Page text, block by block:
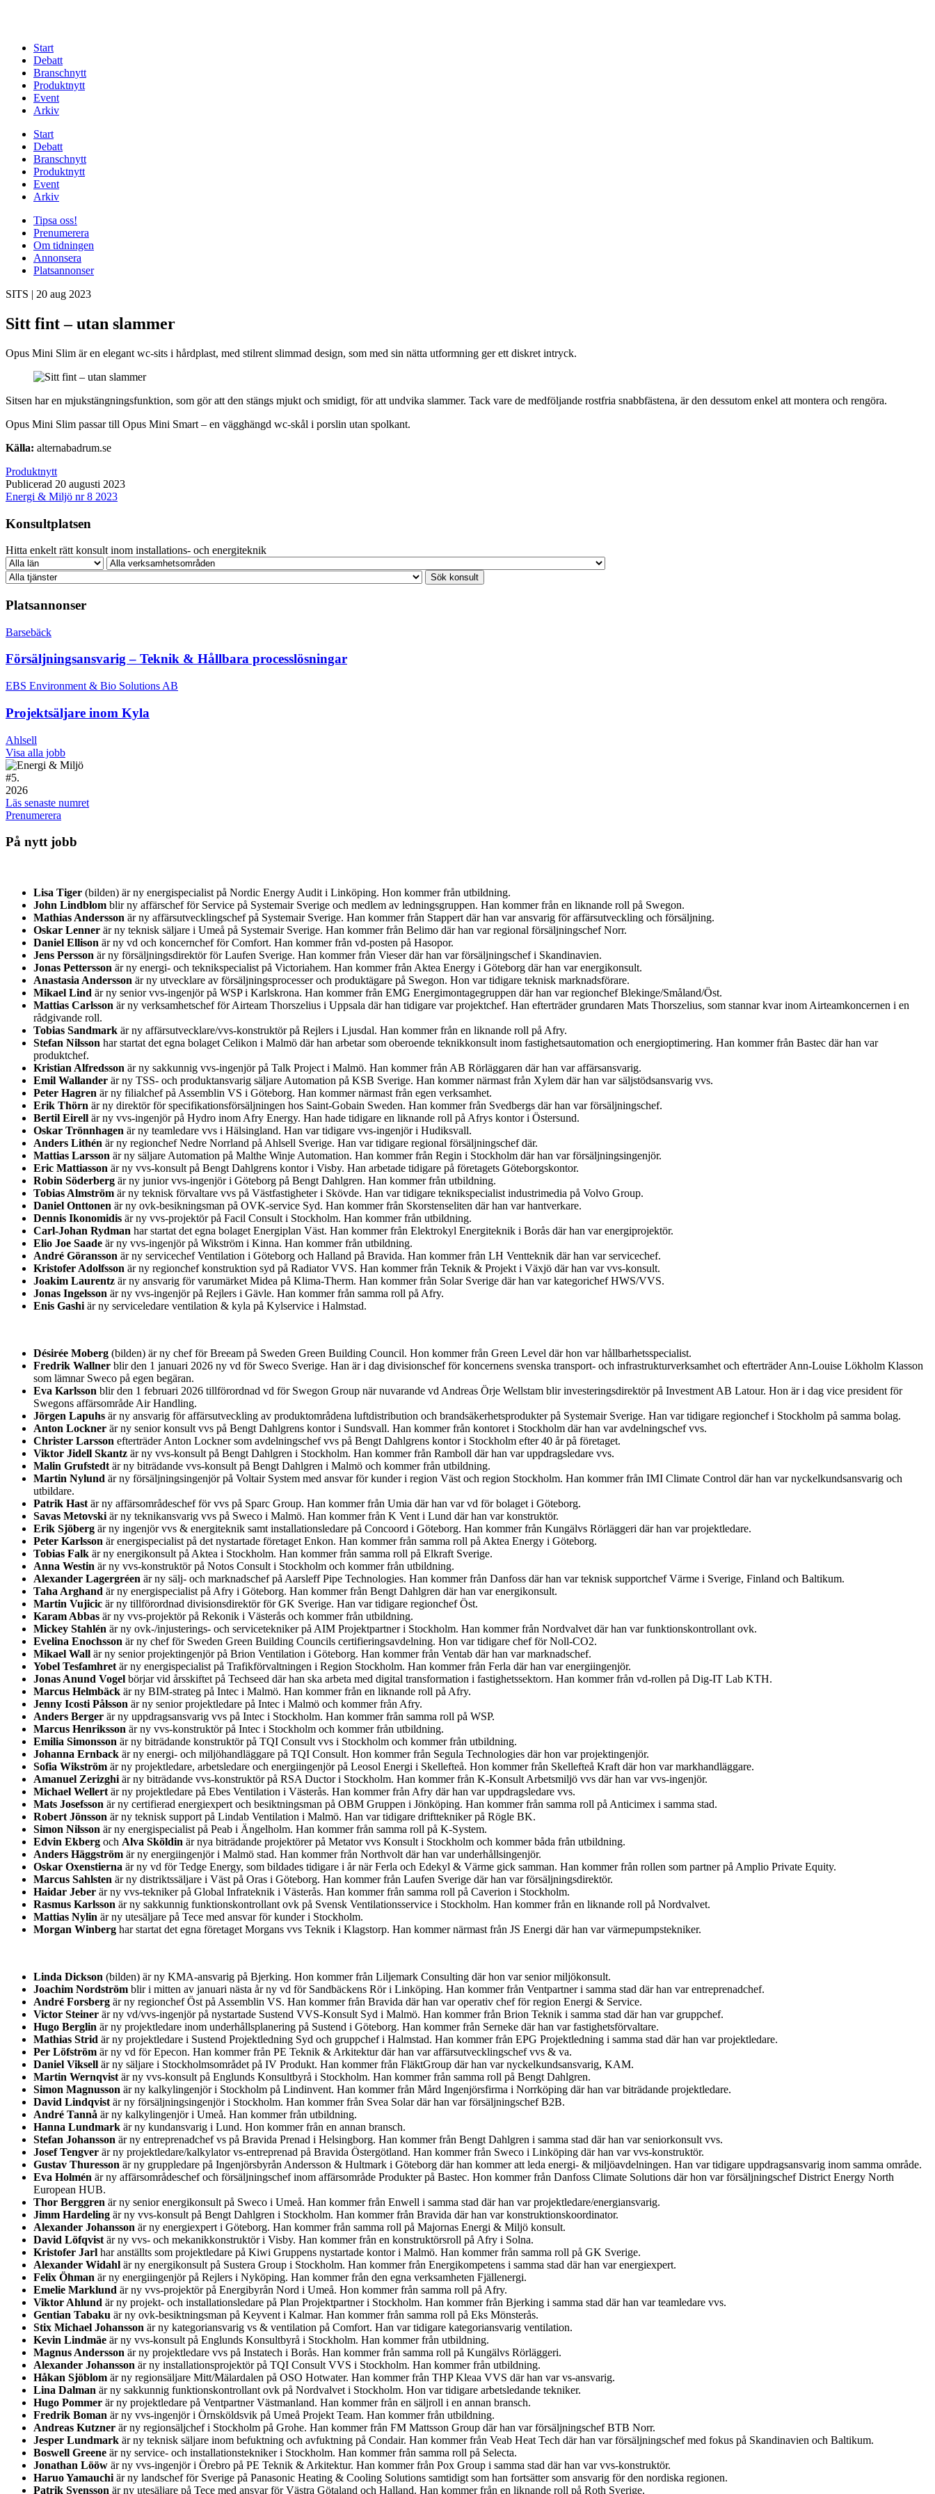
Start
Debatt
Branschnytt
Produktnytt
Event
Arkiv
Start
Debatt
Branschnytt
Produktnytt
Event
Arkiv
Tipsa oss!
Prenumerera
Om tidningen
Annonsera
Platsannonser
SITS | 20 aug 2023
Sitt fint – utan slammer
Opus Mini Slim är en elegant wc-sits i hårdplast, med stilrent slimmad design, som med sin nätta utformning ger ett diskret intryck.
Sitsen har en mjukstängningsfunktion, som gör att den stängs mjukt och smidigt, för att undvika slammer. Tack vare de medföljande rostfria snabbfästena, är den dessutom enkel att montera och rengöra.
Opus Mini Slim passar till Opus Mini Smart – en vägghängd wc-skål i porslin utan spolkant.
Källa: alternabadrum.se
Produktnytt
Publicerad 20 augusti 2023
Energi & Miljö nr 8 2023
Konsultplatsen
Hitta enkelt rätt konsult inom installations- och energiteknik
Platsannonser
Barsebäck
Försäljningsansvarig – Teknik & Hållbara processlösningar
EBS Environment & Bio Solutions AB
Projektsäljare inom Kyla
Ahlsell
Visa alla jobb
#5.
2026
Läs senaste numret
Prenumerera
På nytt jobb
Lisa Tiger (bilden) är ny energispecialist på Nordic Energy Audit i Linköping. Hon kommer från utbildning.
John Lindblom blir ny affärschef för Service på Systemair Sverige och medlem av ledningsgruppen. Han kommer från en liknande roll på Swegon.
Mathias Andersson är ny affärsutvecklingschef på Systemair Sverige. Han kommer från Stappert där han var ansvarig för affärsutveckling och försäljning.
Oskar Lenner är ny teknisk säljare i Umeå på Systemair Sverige. Han kommer från Belimo där han var regional försäljningschef Norr.
Daniel Ellison är ny vd och koncernchef för Comfort. Han kommer från vd-posten på Hasopor.
Jens Persson är ny försäljningsdirektör för Laufen Sverige. Han kommer från Vieser där han var försäljningschef i Skandinavien.
Jonas Pettersson är ny energi- och teknikspecialist på Victoriahem. Han kommer från Aktea Energy i Göteborg där han var energikonsult.
Anastasia Andersson är ny utvecklare av försäljningsprocesser och produktägare på Swegon. Hon var tidigare teknisk marknadsförare.
Mikael Lind är ny senior vvs-ingenjör på WSP i Karlskrona. Han kommer från EMG Energimontagegruppen där han var regionchef Blekinge/Småland/Öst.
Mattias Carlsson är ny verksamhetschef för Airteam Thorszelius i Uppsala där han tidigare var projektchef. Han efterträder grundaren Mats Thorszelius, som stannar kvar inom Airteamkoncernen i en
rådgivande roll.
Tobias Sandmark är ny affärsutvecklare/vvs-konstruktör på Rejlers i Ljusdal. Han kommer från en liknande roll på Afry.
Stefan Nilsson har startat det egna bolaget Celikon i Malmö där han arbetar som oberoende teknikkonsult inom fastighetsautomation och energioptimering. Han kommer från Bastec där han var
produktchef.
Kristian Alfredsson är ny sakkunnig vvs-ingenjör på Talk Project i Malmö. Han kommer från AB Rörläggaren där han var affärsansvarig.
Emil Wallander är ny TSS- och produktansvarig säljare Automation på KSB Sverige. Han kommer närmast från Xylem där han var säljstödsansvarig vvs.
Peter Hagren är ny filialchef på Assemblin VS i Göteborg. Han kommer närmast från egen verksamhet.
Erik Thörn är ny direktör för specifikationsförsäljningen hos Saint-Gobain Sweden. Han kommer från Svedbergs där han var försäljningschef.
Bertil Eirell är ny vvs-ingenjör på Hydro inom Afry Energy. Han hade tidigare en liknande roll på Afrys kontor i Östersund.
Oskar Trönnhagen är ny teamledare vvs i Hälsingland. Han var tidigare vvs-ingenjör i Hudiksvall.
Anders Lithén är ny regionchef Nedre Norrland på Ahlsell Sverige. Han var tidigare regional försäljningschef där.
Mattias Larsson är ny säljare Automation på Malthe Winje Automation. Han kommer från Regin i Stockholm där han var försäljningsingenjör.
Eric Mattiasson är ny vvs-konsult på Bengt Dahlgrens kontor i Visby. Han arbetade tidigare på företagets Göteborgskontor.
Robin Söderberg är ny junior vvs-ingenjör i Göteborg på Bengt Dahlgren. Han kommer från utbildning.
Tobias Almström är ny teknisk förvaltare vvs på Västfastigheter i Skövde. Han var tidigare teknikspecialist industrimedia på Volvo Group.
Daniel Onttonen är ny ovk-besikningsman på OVK-service Syd. Han kommer från Skorstenseliten där han var hantverkare.
Dennis Ikonomidis är ny vvs-projektör på Facil Consult i Stockholm. Han kommer från utbildning.
Carl-Johan Rydman har startat det egna bolaget Energiplan Väst. Han kommer från Elektrokyl Energiteknik i Borås där han var energiprojektör.
Elio Joe Saade är ny vvs-ingenjör på Wikström i Kinna. Han kommer från utbildning.
André Göransson är ny servicechef Ventilation i Göteborg och Halland på Bravida. Han kommer från LH Ventteknik där han var servicechef.
Kristofer Adolfsson är ny regionchef konstruktion syd på Radiator VVS. Han kommer från Teknik & Projekt i Växjö där han var vvs-konsult.
Joakim Laurentz är ny ansvarig för varumärket Midea på Klima-Therm. Han kommer från Solar Sverige där han var kategorichef HWS/VVS.
Jonas Ingelsson är ny vvs-ingenjör på Rejlers i Gävle. Han kommer från samma roll på Afry.
Enis Gashi är ny serviceledare ventilation & kyla på Kylservice i Halmstad.
Désirée Moberg (bilden) är ny chef för Breeam på Sweden Green Building Council. Hon kommer från Green Level där hon var hållbarhetsspecialist.
Fredrik Wallner blir den 1 januari 2026 ny vd för Sweco Sverige. Han är i dag divisionschef för koncernens svenska transport- och infrastrukturverksamhet och efterträder Ann-Louise Lökholm Klasson
som lämnar Sweco på egen begäran.
Eva Karlsson blir den 1 februari 2026 tillförordnad vd för Swegon Group när nuvarande vd Andreas Örje Wellstam blir investeringsdirektör på Investment AB Latour. Hon är i dag vice president för
Swegons affärsområde Air Handling.
Jörgen Lapuhs är ny ansvarig för affärsutveckling av produktområdena luftdistribution och brandsäkerhetsprodukter på Systemair Sverige. Han var tidigare regionchef i Stockholm på samma bolag.
Anton Lockner är ny senior konsult vvs på Bengt Dahlgrens kontor i Sundsvall. Han kommer från kontoret i Stockholm där han var avdelningschef vvs.
Christer Larsson efterträder Anton Lockner som avdelningschef vvs på Bengt Dahlgrens kontor i Stockholm efter 40 år på företaget.
Viktor Jidell Skantz är ny vvs-konsult på Bengt Dahlgren i Stockholm. Han kommer från Ramboll där han var uppdragsledare vvs.
Malin Grufstedt är ny biträdande vvs-konsult på Bengt Dahlgren i Malmö och kommer från utbildning.
Martin Nylund är ny försäljningsingenjör på Voltair System med ansvar för kunder i region Väst och region Stockholm. Han kommer från IMI Climate Control där han var nyckelkundsansvarig och
utbildare.
Patrik Hast är ny affärsområdeschef för vvs på Sparc Group. Han kommer från Umia där han var vd för bolaget i Göteborg.
Savas Metovski är ny teknikansvarig vvs på Sweco i Malmö. Han kommer från K Vent i Lund där han var konstruktör.
Erik Sjöberg är ny ingenjör vvs & energiteknik samt installationsledare på Concoord i Göteborg. Han kommer från Kungälvs Rörläggeri där han var projektledare.
Peter Karlsson är energispecialist på det nystartade företaget Enkon. Han kommer från samma roll på Aktea Energy i Göteborg.
Tobias Falk är ny energikonsult på Aktea i Stockholm. Han kommer från samma roll på Elkraft Sverige.
Anna Westin är ny vvs-konstruktör på Notos Consult i Stockholm och kommer från utbildning.
Alexander Lagergréen är ny sälj- och marknadschef på Aarsleff Pipe Technologies. Han kommer från Danfoss där han var teknisk supportchef Värme i Sverige, Finland och Baltikum.
Taha Arghand är ny energispecialist på Afry i Göteborg. Han kommer från Bengt Dahlgren där han var energikonsult.
Martin Vujicic är ny tillförordnad divisionsdirektör för GK Sverige. Han var tidigare regionchef Öst.
Karam Abbas är ny vvs-projektör på Rekonik i Västerås och kommer från utbildning.
Mickey Stahlén är ny ovk-/injusterings- och servicetekniker på AIM Projektpartner i Stockholm. Han kommer från Nordvalvet där han var funktionskontrollant ovk.
Evelina Enochsson är ny chef för Sweden Green Building Councils certifieringsavdelning. Hon var tidigare chef för Noll-CO2.
Mikael Wall är ny senior projektingenjör på Brion Ventilation i Göteborg. Han kommer från Ventab där han var marknadschef.
Yobel Tesfamhret är ny energispecialist på Trafikförvaltningen i Region Stockholm. Han kommer från Ferla där han var energiingenjör.
Jonas Anund Vogel börjar vid årsskiftet på Techseed där han ska arbeta med digital transformation i fastighetssektorn. Han kommer från vd-rollen på Dig-IT Lab KTH.
Marcus Helmbäck är ny BIM-strateg på Intec i Malmö. Han kommer från en liknande roll på Afry.
Jenny Icosti Pålsson är ny senior projektledare på Intec i Malmö och kommer från Afry.
Anders Berger är ny uppdragsansvarig vvs på Intec i Stockholm. Han kommer från samma roll på WSP.
Marcus Henriksson är ny vvs-konstruktör på Intec i Stockholm och kommer från utbildning.
Emilia Simonsson är ny biträdande konstruktör på TQI Consult vvs i Stockholm och kommer från utbildning.
Johanna Ernback är ny energi- och miljöhandläggare på TQI Consult. Hon kommer från Segula Technologies där hon var projektingenjör.
Sofia Wikström är ny projektledare, arbetsledare och energiingenjör på Leosol Energi i Skellefteå. Hon kommer från Skellefteå Kraft där hon var markhandläggare.
Amanuel Zerizghi är ny biträdande vvs-konstruktör på RSA Ductor i Stockholm. Han kommer från K-Konsult Arbetsmiljö vvs där han var vvs-ingenjör.
Michael Wellert är ny projektledare på Ebes Ventilation i Västerås. Han kommer från Afry där han var uppdragsledare vvs.
Mats Josefsson är ny certifierad energiexpert och besiktningsman på OBM Gruppen i Jönköping. Han kommer från samma roll på Anticimex i samma stad.
Robert Jönsson är ny teknisk support på Lindab Ventilation i Malmö. Han var tidigare drifttekniker på Rögle BK.
Simon Nilsson är ny energispecialist på Peab i Ängelholm. Han kommer från samma roll på K-System.
Edvin Ekberg och Alva Sköldin är nya biträdande projektörer på Metator vvs Konsult i Stockholm och kommer båda från utbildning.
Anders Häggström är ny energiingenjör i Malmö stad. Han kommer från Northvolt där han var underhållsingenjör.
Oskar Oxenstierna är ny vd för Tedge Energy, som bildades tidigare i år när Ferla och Edekyl & Värme gick samman. Han kommer från rollen som partner på Amplio Private Equity.
Marcus Sahlsten är ny distriktssäljare i Väst på Oras i Göteborg. Han kommer från Laufen Sverige där han var försäljningsdirektör.
Haidar Jeber är ny vvs-tekniker på Global Infrateknik i Västerås. Han kommer från samma roll på Caverion i Stockholm.
Rasmus Karlsson är ny sakkunnig funktionskontrollant ovk på Svensk Ventilationsservice i Stockholm. Han kommer från en liknande roll på Nordvalvet.
Mattias Nylin är ny utesäljare på Tece med ansvar för kunder i Stockholm.
Morgan Winberg har startat det egna företaget Morgans vvs Teknik i Klagstorp. Han kommer närmast från JS Energi där han var värmepumpstekniker.
Linda Dickson (bilden) är ny KMA-ansvarig på Bjerking. Hon kommer från Liljemark Consulting där hon var senior miljökonsult.
Joachim Nordström blir i mitten av januari nästa år ny vd för Sandbäckens Rör i Linköping. Han kommer från Ventpartner i samma stad där han var entreprenadchef.
André Forsberg är ny regionchef Öst på Assemblin VS. Han kommer från Bravida där han var operativ chef för region Energi & Service.
Victor Steiner är ny vd/vvs-ingenjör på nystartade Sustend VVS-Konsult Syd i Malmö. Han kommer från Brion Teknik i samma stad där han var gruppchef.
Hugo Berglin är ny projektledare inom underhållsplanering på Sustend i Göteborg. Han kommer från Serneke där han var fastighetsförvaltare.
Mathias Strid är ny projektledare i Sustend Projektledning Syd och gruppchef i Halmstad. Han kommer från EPG Projektledning i samma stad där han var projektledare.
Per Löfström är ny vd för Epecon. Han kommer från PE Teknik & Arkitektur där han var affärsutvecklingschef vvs & va.
Daniel Viksell är ny säljare i Stockholmsområdet på IV Produkt. Han kommer från FläktGroup där han var nyckelkundsansvarig, KAM.
Martin Wernqvist är ny vvs-konsult på Englunds Konsultbyrå i Stockholm. Han kommer från samma roll på Bengt Dahlgren.
Simon Magnusson är ny kalkylingenjör i Stockholm på Lindinvent. Han kommer från Mård Ingenjörsfirma i Norrköping där han var biträdande projektledare.
David Lindqvist är ny försäljningsingenjör i Stockholm. Han kommer från Svea Solar där han var försäljningschef B2B.
André Tannå är ny kalkylingenjör i Umeå. Han kommer från utbildning.
Hanna Lundmark är ny kundansvarig i Lund. Hon kommer från en annan bransch.
Stefan Johansson är ny entreprenadchef vs på Bravida Prenad i Helsingborg. Han kommer från Bengt Dahlgren i samma stad där han var seniorkonsult vvs.
Josef Tengver är ny projektledare/kalkylator vs-entreprenad på Bravida Östergötland. Han kommer från Sweco i Linköping där han var vvs-konstruktör.
Gustav Thuresson är ny gruppledare på Ingenjörsbyrån Andersson & Hultmark i Göteborg där han kommer att leda energi- & miljöavdelningen. Han var tidigare uppdragsansvarig inom samma område.
Eva Holmén är ny affärsområdeschef och försäljningschef inom affärsområde Produkter på Bastec. Hon kommer från Danfoss Climate Solutions där hon var försäljningschef District Energy North
European HUB.
Thor Berggren är ny senior energikonsult på Sweco i Umeå. Han kommer från Enwell i samma stad där han var projektledare/energiansvarig.
Jimm Hardeling är ny vvs-konsult på Bengt Dahlgren i Stockholm. Han kommer från Bravida där han var konstruktionskoordinator.
Alexander Johansson är ny energiexpert i Göteborg. Han kommer från samma roll på Majornas Energi & Miljö konsult.
David Löfqvist är ny vvs- och mekanikkonstruktör i Visby. Han kommer från en konstruktörsroll på Afry i Solna.
Kristofer Jarl har anställts som projektledare på Kiwi Gruppens nystartade kontor i Malmö. Han kommer från samma roll på GK Sverige.
Alexander Widahl är ny energikonsult på Sustera Group i Stockholm. Han kommer från Energikompetens i samma stad där han var energiexpert.
Felix Öhman är ny energiingenjör på Rejlers i Nyköping. Han kommer från den egna verksamheten Fjällenergi.
Emelie Marklund är ny vvs-projektör på Energibyrån Nord i Umeå. Hon kommer från samma roll på Afry.
Viktor Ahlund är ny projekt- och installationsledare på Plan Projektpartner i Stockholm. Han kommer från Bjerking i samma stad där han var teamledare vvs.
Gentian Tabaku är ny ovk-besiktningsman på Keyvent i Kalmar. Han kommer från samma roll på Eks Mönsterås.
Stix Michael Johansson är ny kategoriansvarig vs & ventilation på Comfort. Han var tidigare kategoriansvarig ventilation.
Kevin Lindmäe är ny vvs-konsult på Englunds Konsultbyrå i Stockholm. Han kommer från utbildning.
Magnus Andersson är ny projektledare vvs på Instatech i Borås. Han kommer från samma roll på Kungälvs Rörläggeri.
Alexander Johansson är ny installationsprojektör på TQI Consult VVS i Stockholm. Han kommer från utbildning.
Håkan Sjöblom är ny regionsäljare Mitt/Mälardalen på OSO Hotwater. Han kommer från THP Kleaa VVS där han var vs-ansvarig.
Lina Dalman är ny sakkunnig funktionskontrollant ovk på Nordvalvet i Stockholm. Hon var tidigare arbetsledande tekniker.
Hugo Pommer är ny projektledare på Ventpartner Västmanland. Han kommer från en säljroll i en annan bransch.
Fredrik Boman är ny vvs-ingenjör i Örnsköldsvik på Umeå Projekt Team. Han kommer från utbildning.
Andreas Kutzner är ny regionsäljchef i Stockholm på Grohe. Han kommer från FM Mattsson Group där han var försäljningschef BTB Norr.
Jesper Lundmark är ny teknisk säljare inom befuktning och avfuktning på Condair. Han kommer från Veab Heat Tech där han var försäljningschef med fokus på Skandinavien och Baltikum.
Boswell Greene är ny service- och installationstekniker i Stockholm. Han kommer från samma roll på Selecta.
Jonathan Lööw är ny vvs-ingenjör i Örebro på PE Teknik & Arkitektur. Han kommer från Pox Group i samma stad där han var vvs-konstruktör.
Haruo Yamauchi är ny landschef för Sverige på Panasonic Heating & Cooling Solutions samtidigt som han fortsätter som ansvarig för den nordiska regionen.
Patrik Svensson är ny utesäljare på Tece med ansvar för Västra Götaland och Halland. Han kommer från en liknande roll på Roth Sverige.